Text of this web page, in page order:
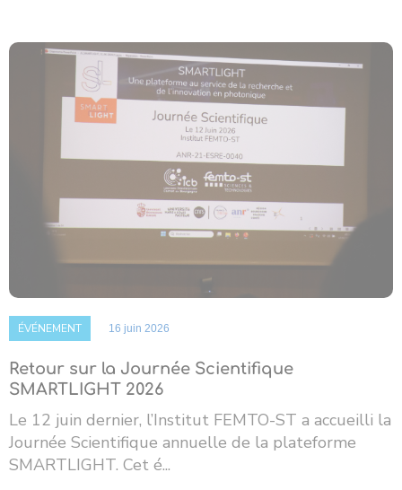
ÉVÉNEMENT 16 juin 2026
Retour sur la Journée Scientifique
SMARTLIGHT 2026
Le 12 juin dernier, l’Institut FEMTO-ST a accueilli la
Journée Scientifique annuelle de la plateforme
SMARTLIGHT. Cet é...